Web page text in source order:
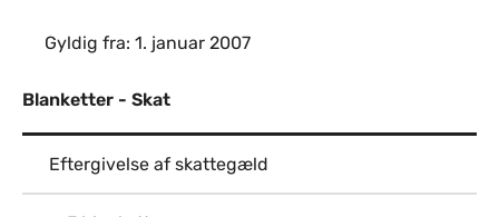
Gyldig fra: 1. januar 2007
Blanketter - Skat
Eftergivelse af skattegæld